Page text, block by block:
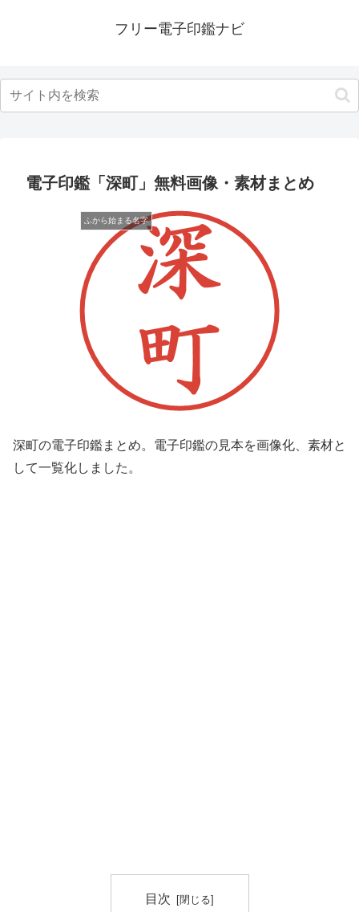
フリー電子印鑑ナビ
電子印鑑「深町」無料画像・素材まとめ
ふから始まる名字
深町の電子印鑑まとめ。電子印鑑の見本を画像化、素材と
して一覧化しました。
目次